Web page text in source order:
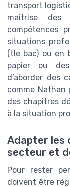
transport
maîtrise des
compétences
situations
(tle bac) ou en
papier ou
d’aborder des
comme Nathan
des chapitres
à la situation
Adapter les
secteur et
Pour rester
doivent être